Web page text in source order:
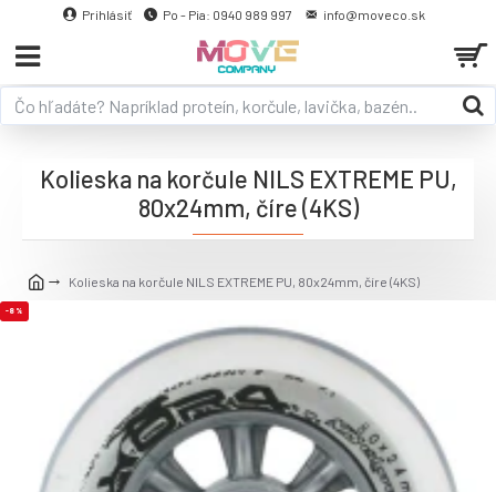
Prihlásiť Po - Pia: 0940 989 997 info@moveco.sk
Kolieska na korčule NILS EXTREME PU, 80x24mm, číre (4KS)
Kolieska na korčule NILS EXTREME PU,
80x24mm, číre (4KS)
-8 %